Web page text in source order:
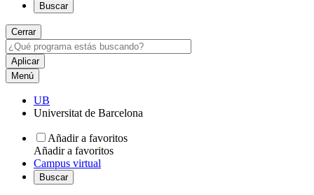
Buscar
Cerrar
Menú
UB
Universitat de Barcelona
Añadir a favoritos
Añadir a favoritos
Campus virtual
Buscar